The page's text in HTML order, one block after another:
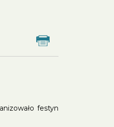
festyn